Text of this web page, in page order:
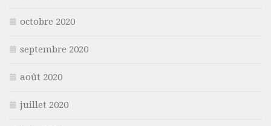
octobre 2020
septembre 2020
août 2020
juillet 2020